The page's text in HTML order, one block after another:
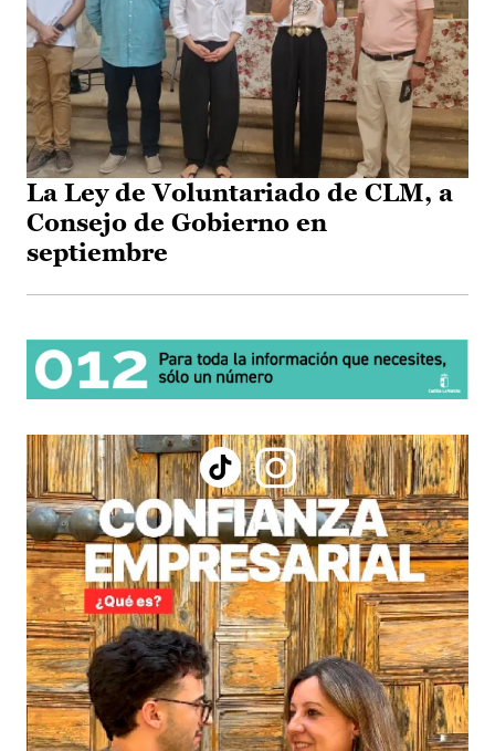
La Ley de Voluntariado de CLM, a
Consejo de Gobierno en
septiembre